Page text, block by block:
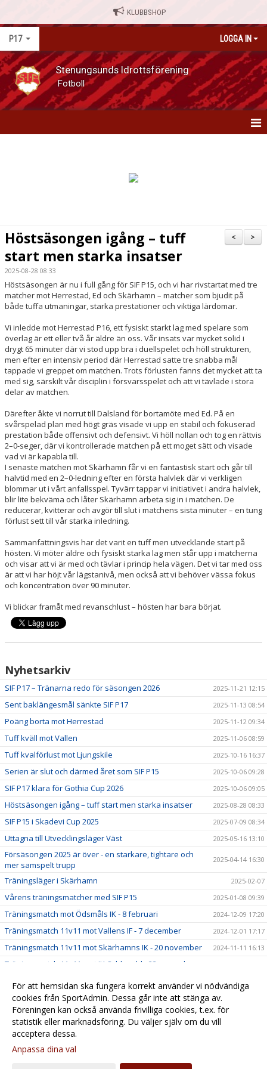
KLUBBSHOP
P17 LOGGA IN
Stenungsunds Idrottsförening
Fotboll
TRUPPEN
BILDGALLERI
DOKUMENT
KONTAKT
>
<
Höstsäsongen igång – tuff
start men starka insatser
2025-08-28 08:33
Höstsäsongen är nu i full gång för SIF P15, och vi har rivstartat med tre
matcher mot Herrestad, Ed och Skärhamn – matcher som bjudit på
både tuffa utmaningar, starka prestationer och viktiga lärdomar.
Vi inledde mot Herrestad P16, ett fysiskt starkt lag med spelare som
överlag är ett eller två år äldre än oss. Vår insats var mycket solid i
drygt 65 minuter där vi stod upp bra i duellspelet och höll strukturen,
men efter en intensiv period där Herrestad satte tre snabba mål
tappade vi greppet om matchen. Trots förlusten fanns det mycket att ta
med sig, särskilt vår disciplin i försvarsspelet och att vi tävlade i stora
delar av matchen.
Därefter åkte vi norrut till Dalsland för bortamöte med Ed. På en
svårspelad plan med högt gräs visade vi upp en stabil och fokuserad
prestation både offensivt och defensivt. Vi höll nollan och tog en rättvis
2–0-seger, där vi kontrollerade matchen på ett moget sätt och visade
vad vi är kapabla till.
I senaste matchen mot Skärhamn får vi en fantastisk start och går till
halvtid med en 2–0-ledning efter en första halvlek där vi verkligen
blommar ut i vårt anfallsspel. Tyvärr tappar vi initiativet i andra halvlek,
blir lite bekväma och låter Skärhamn arbeta sig in i matchen. De
reducerar, kvitterar och avgör till slut i matchens sista minuter – en tung
förlust sett till vår starka inledning.
Sammanfattningsvis har det varit en tuff men utvecklande start på
hösten. Vi möter äldre och fysiskt starka lag men står upp i matcherna
och visar att vi är med och tävlar i princip hela vägen. Det vi tar med oss
är att vi har höjt vår lägstanivå, men också att vi behöver vässa fokus
och koncentration över 90 minuter.
Vi blickar framåt med revanschlust – hösten har bara börjat.
Nyhetsarkiv
SIF P17 – Tränarna redo för säsongen 2026 2025-11-21 12:15
Sent baklängesmål sänkte SIF P17 2025-11-13 08:54
Poäng borta mot Herrestad 2025-11-12 09:34
Tuff kväll mot Vallen 2025-11-06 08:59
Tuff kvalförlust mot Ljungskile 2025-10-16 16:37
Serien är slut och därmed året som SIF P15 2025-10-06 09:28
SIF P17 klara för Gothia Cup 2026 2025-10-06 09:05
Höstsäsongen igång – tuff start men starka insatser 2025-08-28 08:33
SIF P15 i Skadevi Cup 2025 2025-07-09 08:34
Uttagna till Utvecklingsläger Väst 2025-05-16 13:10
Försäsongen 2025 är över - en starkare, tightare och
mer samspelt trupp
2025-04-14 16:30
Träningsläger i Skärhamn 2025-02-07
Vårens träningsmatcher med SIF P15 2025-01-08 09:39
Träningsmatch mot Ödsmåls IK - 8 februari 2024-12-09 17:20
Träningsmatch 11v11 mot Vallens IF - 7 december 2024-12-01 17:17
Träningsmatch 11v11 mot Skärhamns IK - 20 november 2024-11-11 16:13
Träningsmatch 11v11 mot IK Oddevold - 23 november
Öppen extraträning på höstlovet med Stenungsunds IF 2024-10-24 17:00
Fredrik Wallin ny tränare för Stenungsunds IF - P15
2024-10-11 11:31
2024-07-01 10:52
För att hemsidan ska fungera korrekt använder vi nödvändiga
cookies från SportAdmin. Dessa går inte att stänga av.
Föreningen kan också använda frivilliga cookies, t.ex. för
statistik eller marknadsföring. Du väljer själv om du vill
acceptera dessa.
Anpassa dina val